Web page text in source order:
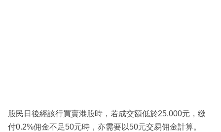
股民日後經該行買賣港股時，若成交額低於25,000元，繳
付0.2%佣金不足50元時，亦需要以50元交易佣金計算。